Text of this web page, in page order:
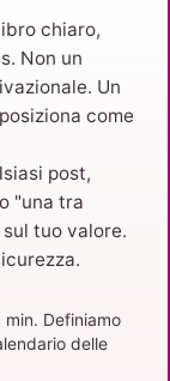
chiaro,
Non un
Un
come
post,
"una tra
tuo valore.
Definiamo
delle